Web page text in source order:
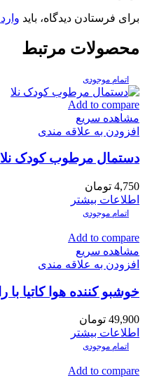
برای فرستادن دیدگاه، باید
محصولات مرتبط
اتمام موجودی
Add to compare
مشاهده سریع
افزودن به علاقه مندی
دستمال مرطوب کودک نلا
4,750 تومان
اطلاعات بیشتر
اتمام موجودی
Add to compare
مشاهده سریع
افزودن به علاقه مندی
خوشبو کننده هوا کاتیا
49,900 تومان
اطلاعات بیشتر
اتمام موجودی
Add to compare